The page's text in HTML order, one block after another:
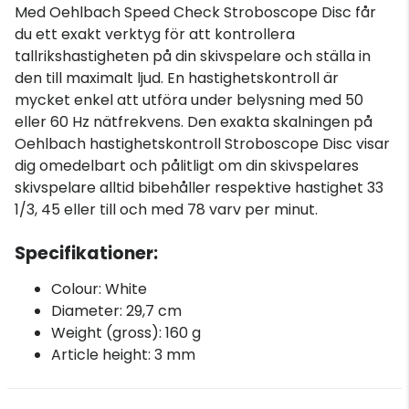
Med Oehlbach Speed Check Stroboscope Disc får
du ett exakt verktyg för att kontrollera
tallrikshastigheten på din skivspelare och ställa in
den till maximalt ljud. En hastighetskontroll är
mycket enkel att utföra under belysning med 50
eller 60 Hz nätfrekvens. Den exakta skalningen på
Oehlbach hastighetskontroll Stroboscope Disc visar
dig omedelbart och pålitligt om din skivspelares
skivspelare alltid bibehåller respektive hastighet 33
1/3, 45 eller till och med 78 varv per minut.
Specifikationer:
Colour: White
Diameter: 29,7 cm
Weight (gross): 160 g
Article height: 3 mm